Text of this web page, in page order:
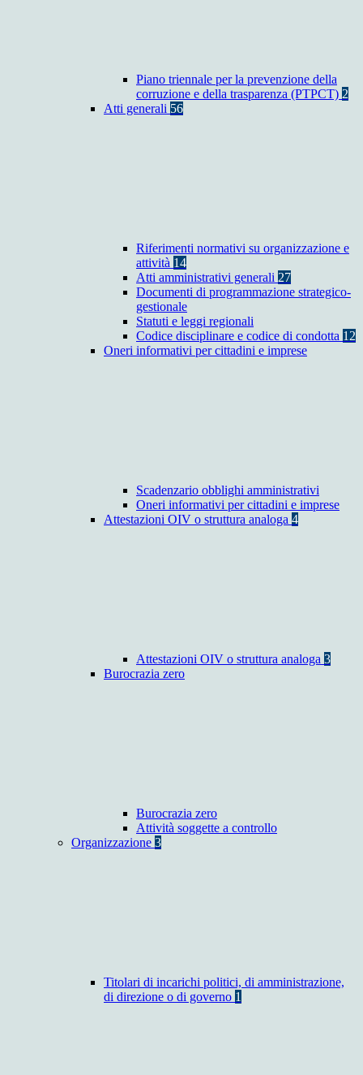
Piano triennale per la prevenzione della
corruzione e della trasparenza (PTPCT) 2
Atti generali 56
Riferimenti normativi su organizzazione e
attività 14
Atti amministrativi generali 27
Documenti di programmazione strategico-
gestionale
Statuti e leggi regionali
Codice disciplinare e codice di condotta 12
Oneri informativi per cittadini e imprese
Scadenzario obblighi amministrativi
Oneri informativi per cittadini e imprese
Attestazioni OIV o struttura analoga 4
Attestazioni OIV o struttura analoga 3
Burocrazia zero
Burocrazia zero
Attività soggette a controllo
Organizzazione 3
Titolari di incarichi politici, di amministrazione,
di direzione o di governo 1